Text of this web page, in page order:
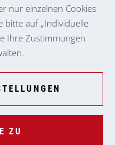
nur einzelnen Cookies
bitte auf „Individuelle
Ihre Zustimmungen
ZU